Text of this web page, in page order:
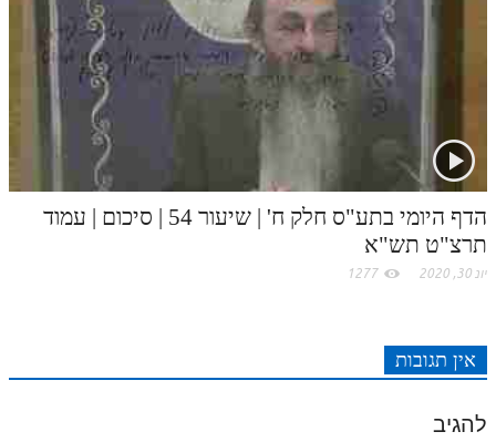
הדף היומי בתע"ס חלק ח' | שיעור 54 | סיכום | עמוד
תרצ"ט תש"א
יונ 30, 2020 1277
אין תגובות
להגיב